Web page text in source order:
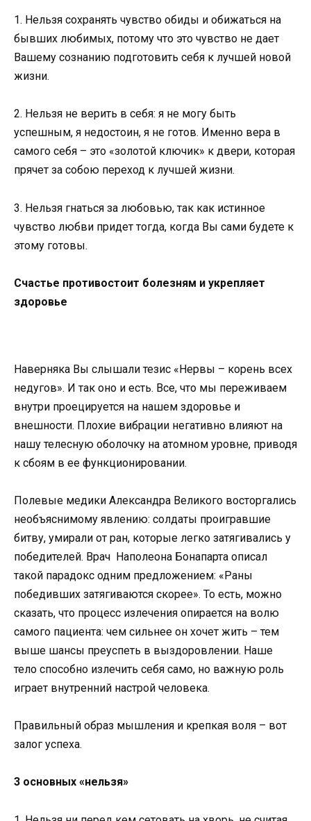
1. Нельзя сохранять чувство обиды и обижаться на
бывших любимых, потому что это чувство не дает
Вашему сознанию подготовить себя к лучшей новой
жизни.
2. Нельзя не верить в себя: я не могу быть
успешным, я недостоин, я не готов. Именно вера в
самого себя – это «золотой ключик» к двери, которая
прячет за собою переход к лучшей жизни.
3. Нельзя гнаться за любовью, так как истинное
чувство любви придет тогда, когда Вы сами будете к
этому готовы.
Счастье противостоит болезням и укрепляет
здоровье
Наверняка Вы слышали тезис «Нервы – корень всех
недугов». И так оно и есть. Все, что мы переживаем
внутри проецируется на нашем здоровье и
внешности. Плохие вибрации негативно влияют на
нашу телесную оболочку на атомном уровне, приводя
к сбоям в ее функционировании.
Полевые медики Александра Великого восторгались
необъяснимому явлению: солдаты проигравшие
битву, умирали от ран, которые легко затягивались у
победителей. Врач Наполеона Бонапарта описал
такой парадокс одним предложением: «Раны
победивших затягиваются скорее». То есть, можно
сказать, что процесс излечения опирается на волю
самого пациента: чем сильнее он хочет жить – тем
выше шансы преуспеть в выздоровлении. Наше
тело способно излечить себя само, но важную роль
играет внутренний настрой человека.
Правильный образ мышления и крепкая воля – вот
залог успеха.
3 основных «нельзя»